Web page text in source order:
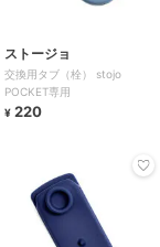
ストージョ
交換用タブ（栓） stojo
POCKET専用
¥ 220